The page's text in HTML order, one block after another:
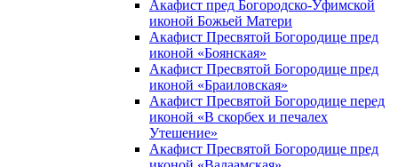
Акафист пред Богородско-Уфимской
иконой Божьей Матери
Акафист Пресвятой Богородице пред
иконой «Боянская»
Акафист Пресвятой Богородице пред
иконой «Браиловская»
Акафист Пресвятой Богородице перед
иконой «В скорбех и печалех
Утешение»
Акафист Пресвятой Богородице пред